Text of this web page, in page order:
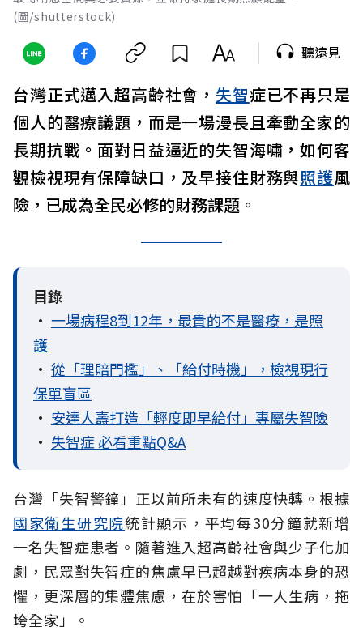
(圖/shutterstock)
聽遠見
台灣正式邁入超高齡社會， 失智症已不再只是
個人的醫療議題，而是一場漫長且牽動全家的
長期抗戰。面對日益逼近的失智海嘯，如何客
觀檢視現有保障缺口，及早接住財務與照護風
險，已成為全民必修的財務課題。
目錄
• 一場病程8到12年，最貴的不是醫療，是照
護
• 從「理賠門檻」、「給付時機」，檢視現行
保單盲區
• 安達人壽打造「輕度即早給付」專屬失智險
• 失智症 必看重點Q&A
台灣「失智警鐘」正以前所未有的速度快轉。根據
國家衛生研究院統計顯示，平均每30分鐘就新增
一名失智症患者。隨著進入超高齡社會與少子化加
劇，民眾對失智症的焦慮早已超越對疾病本身的恐
懼，更深層的集體焦慮，在於害怕「一人生病，拖
垮全家」。